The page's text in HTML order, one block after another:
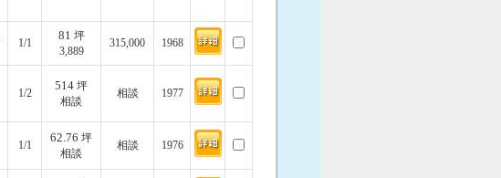
1/1
81 坪
3,889
315,000 1968
1/2
514 坪
相談
相談 1977
1/1
62.76 坪
相談
相談 1976